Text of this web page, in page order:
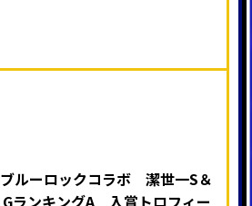
ブルーロックコラボ 潔世一S＆
GランキングA 入賞トロフィー